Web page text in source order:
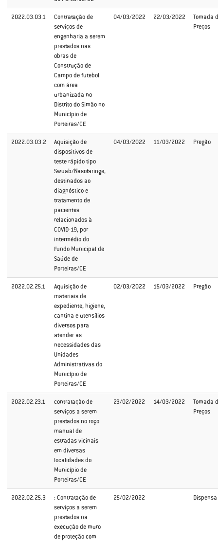
2022.03.03.1
Contratação de
serviços de
engenharia a serem
prestados nas
obras de
Construção de
Campo de futebol
com área
urbanizada no
Distrito do Simão no
Município de
Porteiras/CE
04/03/2022 22/03/2022
Tomada
Preços
2022.03.03.2
Aquisição de
dispositivos de
teste rápido tipo
Swuab/Nasofaringe,
destinados ao
diagnóstico e
tratamento de
pacientes
relacionados à
COVID-19, por
intermédio do
Fundo Municipal de
Saúde de
Porteiras/CE
04/03/2022 11/03/2022 Pregão
2022.02.25.1
Aquisição de
materiais de
expediente, higiene,
cantina e utensílios
diversos para
atender as
necessidades das
Unidades
Administrativas do
Município de
Porteiras/CE
02/03/2022 15/03/2022 Pregão
2022.02.23.1
contratação de
serviços a serem
prestados no roço
manual de
estradas vicinais
em diversas
localidades do
Município de
Porteiras/CE
23/02/2022 14/03/2022
Tomada
Preços
2022.02.25.3
: Contratação de
serviços a serem
prestados na
execução de muro
de proteção com
25/02/2022 Dispensa